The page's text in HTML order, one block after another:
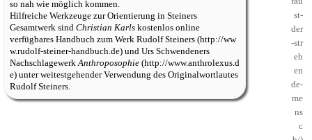
so nah wie möglich kommen.
Hilfreiche Werkzeuge zur Orientierung in Steiners
Gesamtwerk sind Christian Karls kostenlos online
verfügbares Handbuch zum Werk Rudolf Steiners
und Urs Schwendeners
NachschlagewerkAnthroposophie
unter weitestgehender Verwendung des Originalwortlautes
Rudolf Steiners.